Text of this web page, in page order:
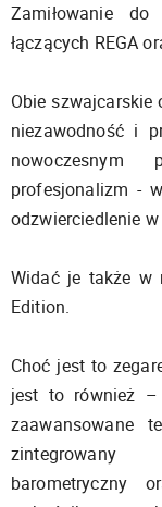
Zamiłowanie
łączących REGA
Obie szwajcarskie
niezawodność i
profesjonalizm -
odzwierciedlenie
Widać je także w
Edition.
Choć jest to
jest to również
zaawansowane
zintegrowany
barometryczny